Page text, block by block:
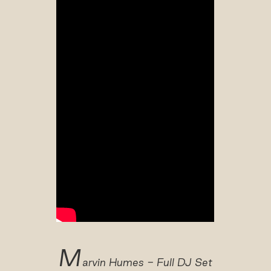
Marvin Humes - Full DJ Set